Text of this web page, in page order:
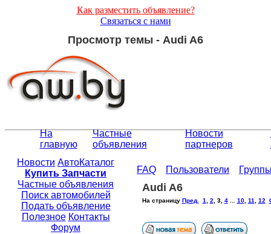
Как разместить объявление?
Связаться с нами
Просмотр темы - Audi A6
На
главную
Частные
объявления
Новости
партнеров
Новости АвтоКаталог
Купить Запчасти
Частные объявления
Поиск автомобилей
Подать объявление
Полезное Контакты
Форум
FAQ Пользователи
Audi A6
На страницу Пред. 1 2 3, 4... 10, 11 12